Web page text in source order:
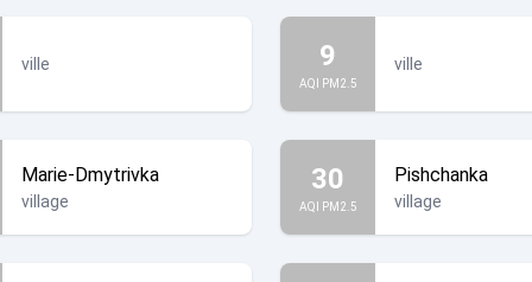
ville 9
AQI PM2.5
ville
Marie-Dmytrivka
village
30
AQI PM2.5
Pishchanka
village